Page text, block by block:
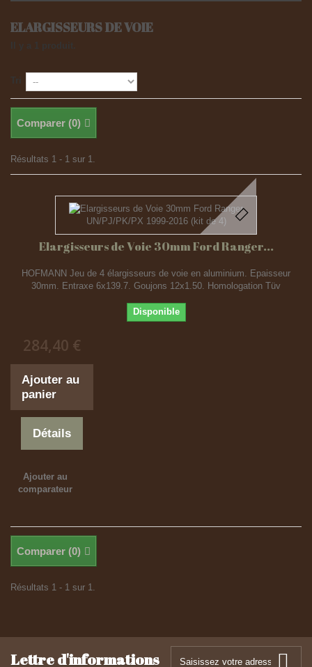
ELARGISSEURS DE VOIE
Comparer (0)
Résultats 1 - 1 sur 1.
Elargisseurs de Voie 30mm Ford Ranger...
HOFMANN Jeu de 4 élargisseurs de voie en aluminium. Epaisseur
30mm. Entraxe 6x139.7. Goujons 12x1.50. Homologation Tüv
Disponible
284,40 €
Ajouter au
panier
Détails
Ajouter au
comparateur
Comparer (0)
Résultats 1 - 1 sur 1.
Lettre d'informations